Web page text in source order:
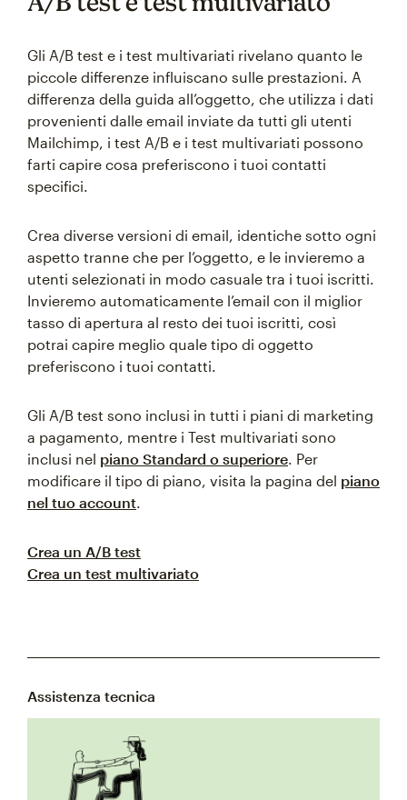
Gli A/B test e i test multivariati rivelano quanto le
piccole differenze influiscano sulle prestazioni. A
differenza della guida all’oggetto, che utilizza i dati
provenienti dalle email inviate da tutti gli utenti
Mailchimp, i test A/B e i test multivariati possono
farti capire cosa preferiscono i tuoi contatti
specifici.
Crea diverse versioni di email, identiche sotto ogni
aspetto tranne che per l’oggetto, e le invieremo a
utenti selezionati in modo casuale tra i tuoi iscritti.
Invieremo automaticamente l’email con il miglior
tasso di apertura al resto dei tuoi iscritti, così
potrai capire meglio quale tipo di oggetto
preferiscono i tuoi contatti.
Gli A/B test sono inclusi in tutti i piani di marketing
a pagamento, mentre i Test multivariati sono
inclusi nel piano Standard o superiore. Per
modificare il tipo di piano, visita la pagina del piano
nel tuo account.
Crea un A/B test
Crea un test multivariato
Assistenza tecnica